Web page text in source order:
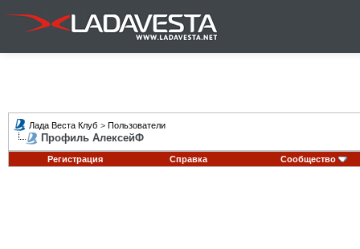
Лада Веста Клуб > Пользователи
Профиль АлексейФ
Регистрация Справка Сообщество